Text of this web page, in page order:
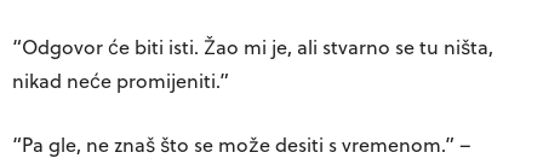
“Odgovor će biti isti. Žao mi je, ali stvarno se tu ništa,
nikad neće promijeniti.”
“Pa gle, ne znaš što se može desiti s vremenom.” –